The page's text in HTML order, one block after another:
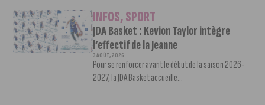
INFOS,SPORT
JDA Basket : Kevion Taylor intègre
l’effectif de la Jeanne
3 AOÛT, 2026
Pour se renforcer avant le début de la saison 2026-
2027, la JDA Basket accueille...